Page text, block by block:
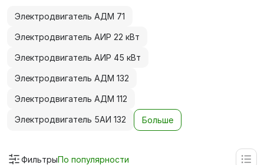
Электродвигатель АДМ 71
Электродвигатель АИР 22 кВт
Электродвигатель АИР 45 кВт
Электродвигатель АДМ 132
Электродвигатель АДМ 112
Электродвигатель 5АИ 132 Больше
ФильтрыПо популярности